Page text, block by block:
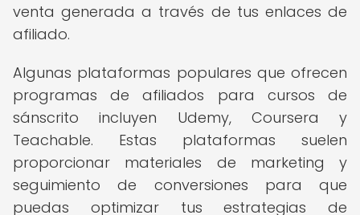
venta generada a través de tus enlaces de
afiliado.
Algunas plataformas populares que ofrecen
programas de afiliados para cursos de
sánscrito incluyen Udemy, Coursera y
Teachable. Estas plataformas suelen
proporcionar materiales de marketing y
seguimiento de conversiones para que
puedas optimizar tus estrategias de